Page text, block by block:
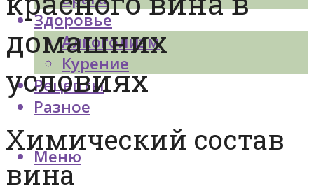
Здоровье
Алкоголизм
Курение
Рецепты
Разное
Меню
домашних
условиях
Химический состав
вина